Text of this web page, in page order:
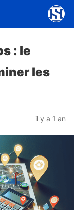
: le
les
il y a 1 an